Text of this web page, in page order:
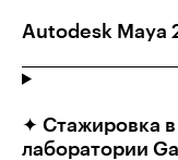
Autodesk Maya
✦ Стажировка в
лаборатории